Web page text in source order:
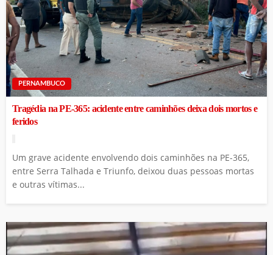
PERNAMBUCO
Tragédia na PE-365: acidente entre caminhões deixa dois mortos e
feridos
Um grave acidente envolvendo dois caminhões na PE-365,
entre Serra Talhada e Triunfo, deixou duas pessoas mortas
e outras vítimas...